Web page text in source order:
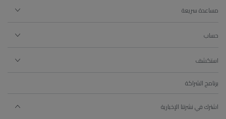
مساعدة سريعة
حساب
استكشف
برنامج الشراكة
اشترك في نشرتنا الإخبارية